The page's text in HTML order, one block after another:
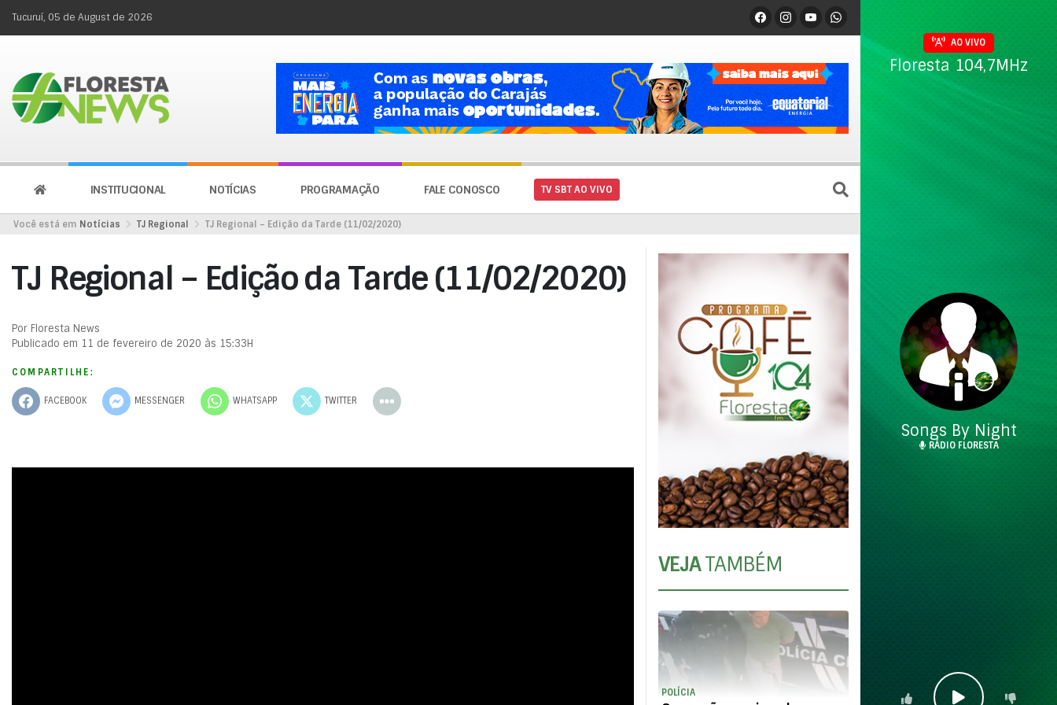
Tucuruí, 05 de August de 2026
INSTITUCIONAL NOTÍCIAS PROGRAMAÇÃO FALE CONOSCO TV SBT AO VIVO
Você está em Notícias TJ Regional TJ Regional – Edição da Tarde (11/02/2020)
TJ Regional – Edição da Tarde (11/02/2020)
Por Floresta News
Publicado em 11 de fevereiro de 2020 às 15:33H
COMPARTILHE:
FACEBOOK MESSENGER WHATSAPP TWITTER
VEJATAMBÉM
POLÍCIA
AO VIVO
Floresta 104,7MHz
Songs By Night
RÁDIO FLORESTA